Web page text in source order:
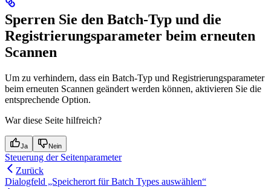
Sperren Sie den Batch-Typ und die
Registrierungsparameter beim erneuten
Scannen
Um zu verhindern, dass ein Batch-Typ und Registrierungsparameter
beim erneuten Scannen geändert werden können, aktivieren Sie die
entsprechende Option.
War diese Seite hilfreich?
Ja Nein
Steuerung der Seitenparameter
Zurück
Dialogfeld „Speicherort für Batch Types auswählen“